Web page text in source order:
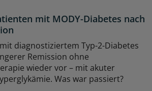
mit MODY-Diabetes nach
diagnostiziertem Typ-2-Diabetes
Remission ohne
wieder vor – mit akuter
Was war passiert?